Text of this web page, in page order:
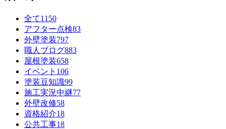
全て1150
アフター点検83
外壁塗装797
職人ブログ883
屋根塗装658
イベント 106
塗装豆知識99
施工実況中継77
外壁改修58
資格紹介18
公共工事18